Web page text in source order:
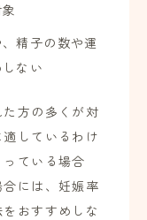
精子の数や運
ない
方の多くが対
しているわけ
ている場合
には、妊娠率
おすすめしな